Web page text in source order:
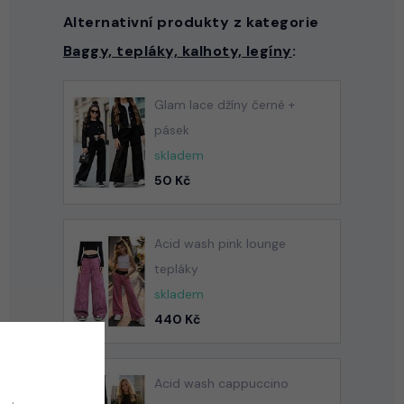
Alternativní produkty z kategorie
Baggy, tepláky, kalhoty, legíny:
Glam lace džíny černé +
pásek
skladem
50 Kč
Acid wash pink lounge
tepláky
skladem
440 Kč
Acid wash cappuccino